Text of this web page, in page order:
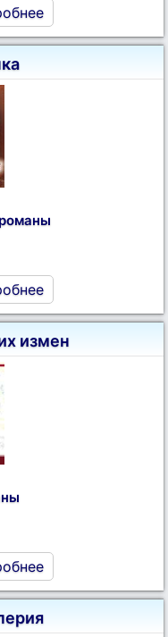
измен